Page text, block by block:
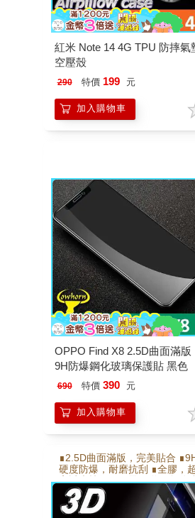
紅米 Note 14 4G TPU 防摔氣
空壓殼
290 特價 199 元
加入購物車
OPPO Find X8 2.5D曲面滿版
9H防爆鋼化玻璃保護貼 黑色
690 特價 390 元
加入購物車
∎2.5D曲面滿版，完美貼合
硬度防爆，耐磨抗刮 ∎全膠，超
高透光技術 ∎靜電吸附，自動
合 ∎電鍍疏水疏油層 使手感更滑
順